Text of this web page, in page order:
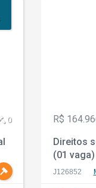
0 R$
Direitos
(01
Mirim -
J126852